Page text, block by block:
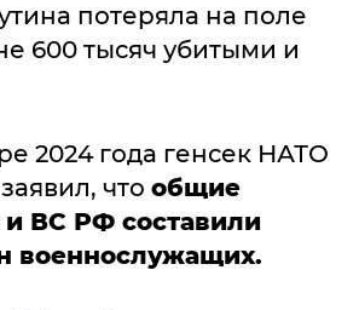
потеряла на поле
600 тысяч убитыми и
2024 года генсек НАТО
что общие
ВС РФ составили
военнослужащих.